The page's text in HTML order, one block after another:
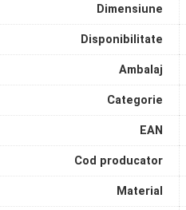
Dimensiune
Disponibilitate
Ambalaj
Categorie
EAN
Cod producator
Material